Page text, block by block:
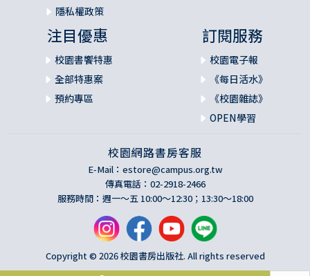
隱私權政策
注目優惠
校園書饗特惠
全部特惠案
預約專區
訂閱服務
校園電子報
《每日活水》
《校園雜誌》
OPEN學習
校園網路書房客服
E-Mail： estore@campus.org.tw
傳真電話：02-2918-2466
服務時間：週一～五 10:00～12:30；13:30～18:00
Copyright © 2026 校園書房出版社. All rights reserved